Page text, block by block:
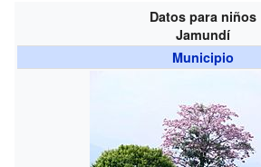
Datos para niños
Jamundí
Municipio